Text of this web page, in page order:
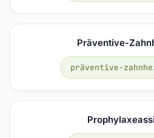
Präventive-
präventive-